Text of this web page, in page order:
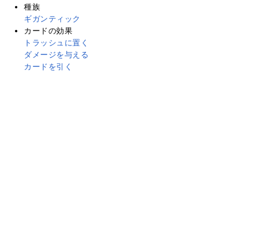
種族
ギガンティック
カードの効果
トラッシュに置く
ダメージを与える
カードを引く